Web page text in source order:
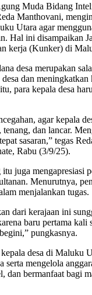
Muda Bidang
Manthovani,
Utara agar
Hal ini disampaikan
kerja (Kunker) di
desa merupakan
dan meningkatkan
para kepala desa
agar kepala
dan lancar.
sasaran,” tegas
Rabu (3/9/25).
juga mengapresiasi
Menurutnya,
menjalankan tugas.
dari kerajaan ini
baru pertama kali
pungkasnya.
desa di Maluku
mengelola
dan bermanfaat bagi